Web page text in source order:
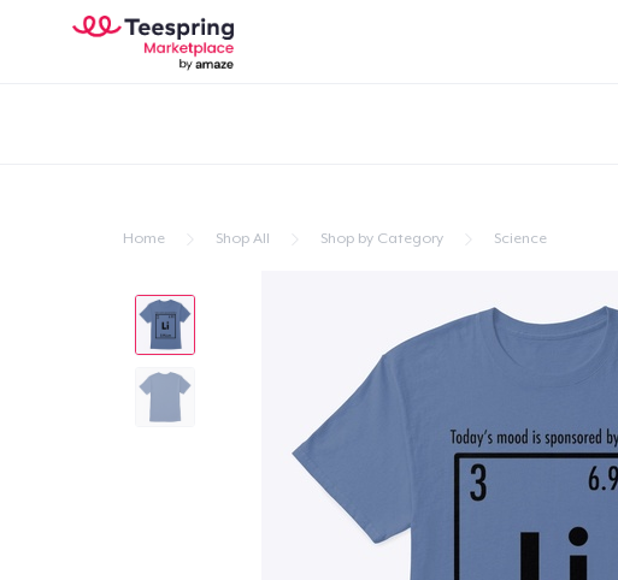
Home Shop All Shop by Category Science